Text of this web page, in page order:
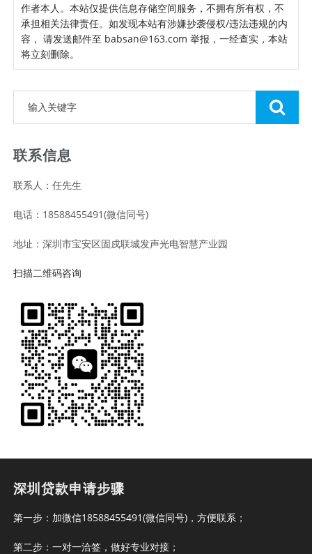
作者本人。本站仅提供信息存储空间服务，不拥有所有权，不
承担相关法律责任。如发现本站有涉嫌抄袭侵权/违法违规的内
容， 请发送邮件至 babsan@163.com 举报，一经查实，本站
将立刻删除。
联系信息
联系人：任先生
电话：18588455491(微信同号)
地址：深圳市宝安区固戍联城发声光电智慧产业园
扫描二维码咨询
深圳贷款申请步骤
第一步：加微信18588455491(微信同号)，方便联系；
第二步：一对一洽签，做好专业对接；